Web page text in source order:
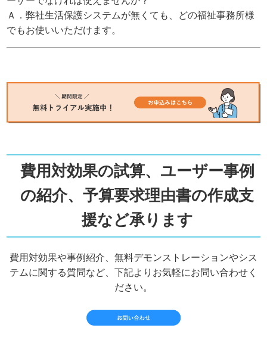
Ａ．弊社生活保護システムが無くても、どの福祉事務所様
でもお使いいただけます。
費用対効果の試算、ユーザー事例
の紹介、予算要求理由書の作成支
援など承ります
費用対効果や事例紹介、無料デモンストレーションやシス
テムに関する質問など、下記よりお気軽にお問い合わせく
ださい。